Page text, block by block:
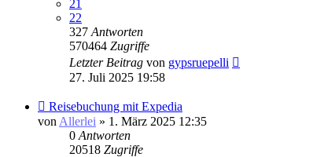
21
22
327 Antworten
570464 Zugriffe
Letzter Beitrag von gypsruepelli
27. Juli 2025 19:58
Reisebuchung mit Expedia
von Allerlei » 1. März 2025 12:35
0 Antworten
20518 Zugriffe